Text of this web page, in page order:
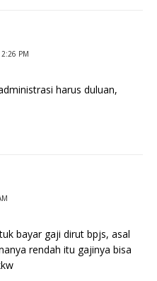
PM
harus duluan,
bayar gaji dirut bpjs, asal
rendah itu gajinya bisa